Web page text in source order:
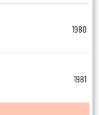
1980
1981